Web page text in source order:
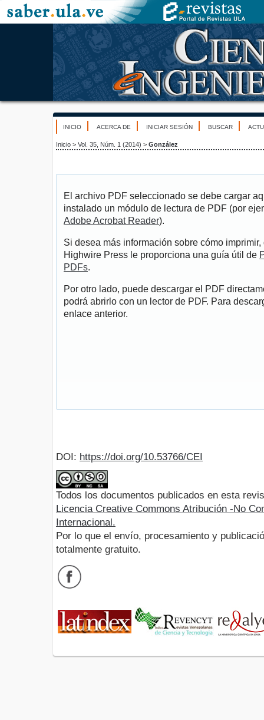
INICIO ACERCA DE INICIAR SESIÓN BUSCAR
Inicio > Vol. 35, Núm. 1 (2014) > González
El archivo PDF seleccionado se debe cargar
instalado un módulo de lectura de PDF (por
Adobe Acrobat Reader).
Si desea más información sobre cómo
Highwire Press le proporciona una guía útil de
PDFs.
Por otro lado, puede descargar el PDF
podrá abrirlo con un lector de PDF. Para
enlace anterior.
DOI: https://doi.org/10.53766/CEI
Todos los documentos publicados en esta
Licencia Creative Commons Atribución -No
Internacional.
Por lo que el envío, procesamiento y
totalmente gratuito.